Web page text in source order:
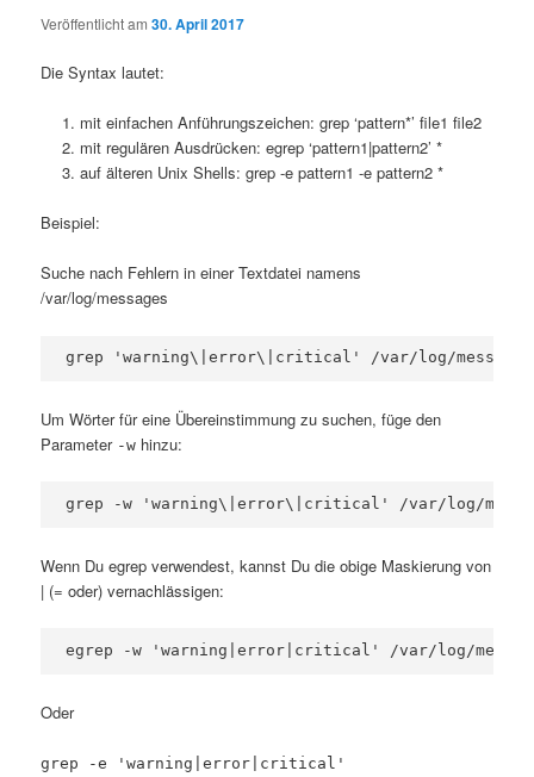
Veröffentlicht am30. April 2017
Die Syntax lautet:
mit einfachen Anführungszeichen: grep ‘pattern*’ file1 file2
mit regulären Ausdrücken: egrep ‘pattern1|pattern2’ *
auf älteren Unix Shells: grep -e pattern1 -e pattern2 *
Beispiel:
Suche nach Fehlern in einer Textdatei namens
/var/log/messages
Um Wörter für eine Übereinstimmung zu suchen, füge den
Parameter -w hinzu:
grep -w 'warning\|error\|critical' /var/log/
Wenn Du egrep verwendest, kannst Du die obige Maskierung von
| (= oder) vernachlässigen:
egrep -w 'warning|error|critical' /var/log/
Oder
grep -e 'warning|error|critical'